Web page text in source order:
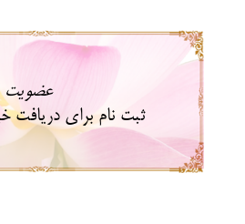
عضویت
ثبت نام برای دریافت